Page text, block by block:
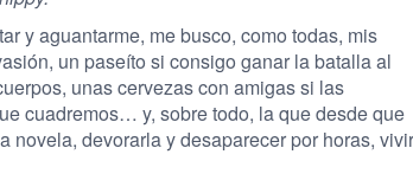
y aguantarme, me busco, como todas, mis
un paseíto si consigo ganar la batalla al
unas cervezas con amigas si las
cuadremos… y, sobre todo, la que desde que
novela, devorarla y desaparecer por horas, vivir